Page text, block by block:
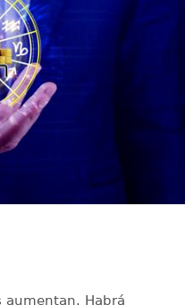
aumentan. Habrá